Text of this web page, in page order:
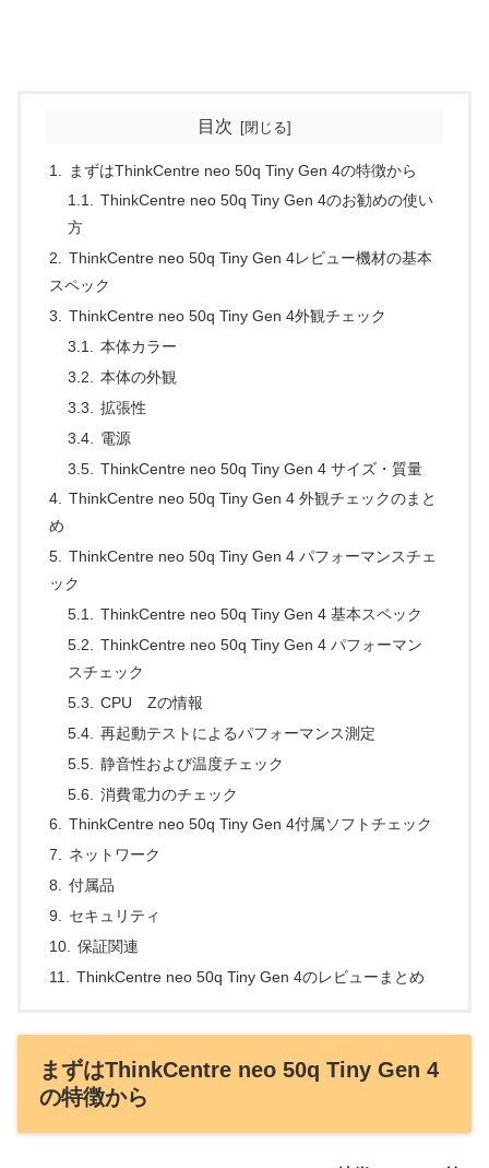
目次
まずはThinkCentre neo 50q Tiny Gen 4の特徴から
ThinkCentre neo 50q Tiny Gen 4のお勧めの使い
方
ThinkCentre neo 50q Tiny Gen 4レビュー機材の基本
スペック
ThinkCentre neo 50q Tiny Gen 4外観チェック
本体カラー
本体の外観
拡張性
電源
ThinkCentre neo 50q Tiny Gen 4 サイズ・質量
ThinkCentre neo 50q Tiny Gen 4 外観チェックのまと
め
ThinkCentre neo 50q Tiny Gen 4 パフォーマンスチェ
ック
ThinkCentre neo 50q Tiny Gen 4 基本スペック
ThinkCentre neo 50q Tiny Gen 4 パフォーマン
スチェック
CPU Zの情報
再起動テストによるパフォーマンス測定
静音性および温度チェック
消費電力のチェック
ThinkCentre neo 50q Tiny Gen 4付属ソフトチェック
ネットワーク
付属品
セキュリティ
保証関連
ThinkCentre neo 50q Tiny Gen 4のレビューまとめ
まずはThinkCentre neo 50q Tiny Gen 4
の特徴から